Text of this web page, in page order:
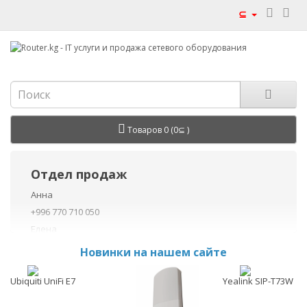
⊆
Товаров 0 (0⊆ )
Отдел продаж
Анна
+996 770 710 050
Елена
+996 770 710 040
+996 755 710 050
Данил
Новинки на нашем сайте
Ubiquiti UniFi E7 Yealink SIP-T73W